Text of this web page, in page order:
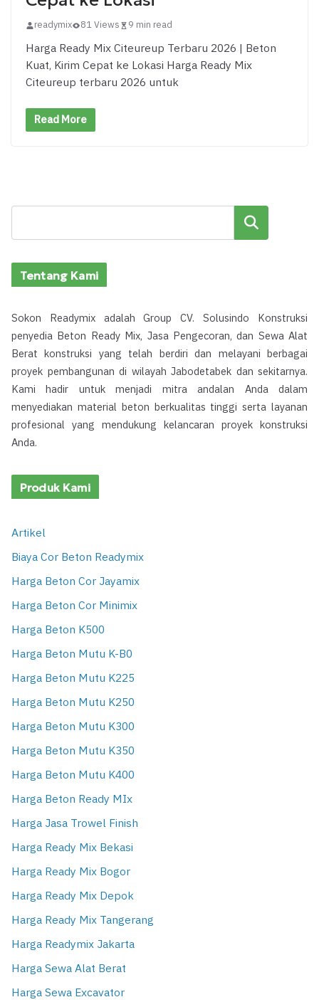
readymix 81 Views 9 min read
Harga Ready Mix Citeureup Terbaru 2026 | Beton
Kuat, Kirim Cepat ke Lokasi Harga Ready Mix
Citeureup terbaru 2026 untuk
Read More
Cari
Tentang Kami
Sokon Readymix adalah Group CV. Solusindo Konstruksi
penyedia Beton Ready Mix, Jasa Pengecoran, dan Sewa Alat
Berat konstruksi yang telah berdiri dan melayani berbagai
proyek pembangunan di wilayah Jabodetabek dan sekitarnya.
Kami hadir untuk menjadi mitra andalan Anda dalam
menyediakan material beton berkualitas tinggi serta layanan
profesional yang mendukung kelancaran proyek konstruksi
Anda.
Produk Kami
Artikel
Biaya Cor Beton Readymix
Harga Beton Cor Jayamix
Harga Beton Cor Minimix
Harga Beton K500
Harga Beton Mutu K-B0
Harga Beton Mutu K225
Harga Beton Mutu K250
Harga Beton Mutu K300
Harga Beton Mutu K350
Harga Beton Mutu K400
Harga Beton Ready MIx
Harga Jasa Trowel Finish
Harga Ready Mix Bekasi
Harga Ready Mix Bogor
Harga Ready Mix Depok
Harga Ready Mix Tangerang
Harga Readymix Jakarta
Harga Sewa Alat Berat
Harga Sewa Excavator